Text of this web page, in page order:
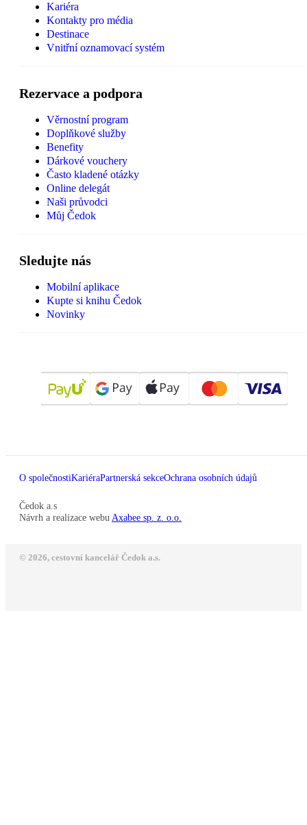
Kariéra
Kontakty pro média
Destinace
Vnitřní oznamovací systém
Rezervace a podpora
Věrnostní program
Doplňkové služby
Benefity
Dárkové vouchery
Často kladené otázky
Online delegát
Naši průvodci
Můj Čedok
Sledujte nás
Mobilní aplikace
Kupte si knihu Čedok
Novinky
O společnostiKariéraPartnerská sekceOchrana osobních údajů
Čedok a.s
Návrh a realizace webu Axabee sp. z. o.o.
© 2026, cestovní kancelář Čedok a.s.